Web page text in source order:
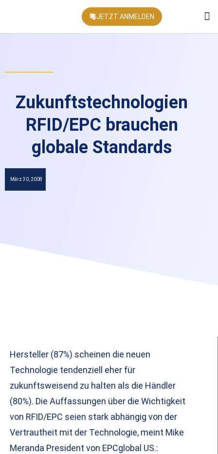
JETZT ANMELDEN
Zukunftstechnologien
RFID/EPC brauchen
globale Standards
März 30, 2008
Hersteller (87%) scheinen die neuen
Technologie tendenziell eher für
zukunftsweisend zu halten als die Händler
(80%). Die Auffassungen über die Wichtigkeit
von RFID/EPC seien stark abhängig von der
Vertrautheit mit der Technologie, meint Mike
Meranda President von EPCglobal US.: